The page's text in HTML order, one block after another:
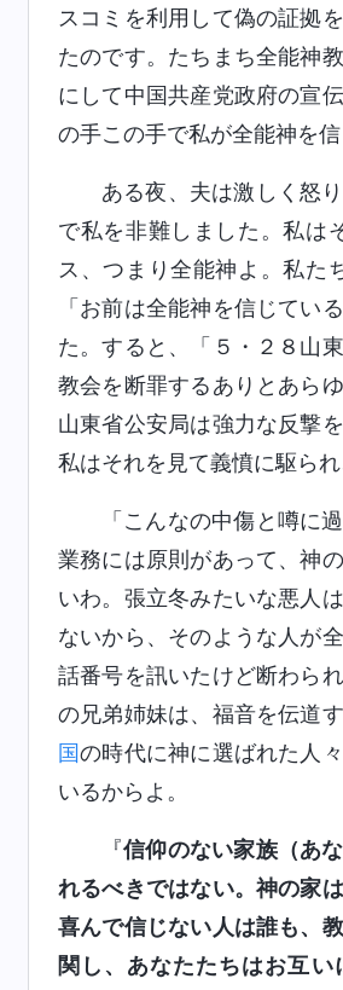
スコミを利用して偽の証拠
たのです。たちまち全能神
にして中国共産党政府の宣
の手この手で私が全能神を
ある夜、夫は激しく怒
で私を非難しました。私は
ス、つまり全能神よ。私た
「お前は全能神を信じて
た。すると、「５・２８山
教会を断罪するありとあら
山東省公安局は強力な反撃
私はそれを見て義憤に駆ら
「こんなの中傷と噂
業務には原則があって、神
いわ。張立冬みたいな悪人
ないから、そのような人が
話番号を訊いたけど断わら
の兄弟姉妹は、福音を伝道
国の時代に神に選ばれた人
いるからよ。
『信仰のない家族（あ
れるべきではない。神の家
喜んで信じない人は誰も、
関し、あなたたちはお互